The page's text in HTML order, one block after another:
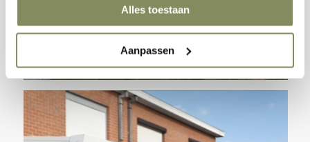
Alles toestaan
Aanpassen